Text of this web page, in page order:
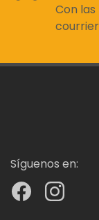
Con
Síguenos en: